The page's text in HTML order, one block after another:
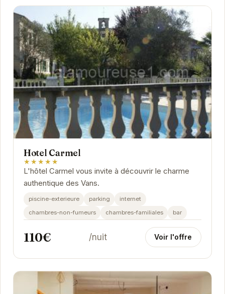
Hotel Carmel
★★★★★
L'hôtel Carmel vous invite à découvrir le charme
authentique des Vans.
piscine-exterieure parking
internet
chambres-non-fumeurs
chambres-familiales bar
110€ /nuit Voir l'offre